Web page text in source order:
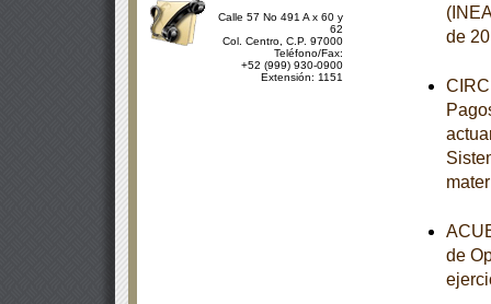
Calle 57 No 491 A x 60 y
62
Col. Centro, C.P. 97000
Teléfono/Fax:
+52 (999) 930-0900
Extensión: 1151
de
de